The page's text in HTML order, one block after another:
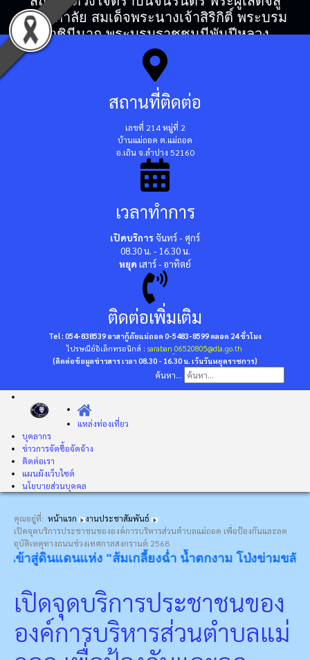
สวรรคาลัย สมเด็จพระนางเจ้าสิริกิติ์ พระบรม
ราชินีนาถ พระบรมราชชนนีพันปีหลวง
สถานที่ติดต่อ
เลขที่ 214 หมู่ที่ 2
บ้านแม่ถอด ต.แม่ถอด
อ.เถิน จ.ลำปาง 52160
เวลาทำการ
เปิดบริการ จันทร์ - ศุกร์
08.30 น. - 16.30 น.
หยุด เสาร์ - อาทิตย์
ติดต่อเพิ่มเติม
Tel : 054-838539 อาสากู้ภัยแม่ถอด 0-5483-8599ตลอด 24 ชั่วโมง
ไปรษณีย์อิเล็กทรอนิกส์ : saraban_06520805@dla.go.th
(ติดต่อข้อมูลข่าวสาร เวลา 08.30 - 16.30 น. เว้นวันหยุดราชการ)
ค้นหา...
แหล่งท่องเที่ยว
บุคลากร
ข่าวการจัดซื้อจัดจ้าง
ติดต่อเรา
แผนผังเว็บไซต์
นโยบายส่วนบุคคล
คุณอยู่ที่: หน้าแรก
งานประชาสัมพันธ์
เปิดจุดบริการประชาชนขององค์การบริหารส่วนตำบลแม่ถอด เพื่อป้องกันและลด
อุบัติเหตุทางถนนช่วงเทศกาลสงกรานต์ 2568
นแดนแห่ง "ส้มเกลี้ยงฉ่ำ น้ำตกงาม โป่งข่ามขลัง วังหิน
เปิดจุดบริการประชาชนของ
องค์การบริหารส่วนตำบลแม่